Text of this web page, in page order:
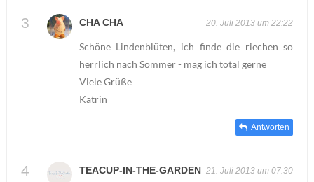
CHA CHA 20. Juli 2013 um 22:22
Schöne Lindenblüten, ich finde die riechen so
herrlich nach Sommer - mag ich total gerne
Viele Grüße
Katrin
Antworten
TEACUP-IN-THE-GARDEN 21. Juli 2013 um 07:30